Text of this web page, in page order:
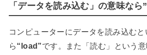
「データを読み込む」の意味なら
コンピューターにデータを読み込む
ら“load”です。また「読む」という意